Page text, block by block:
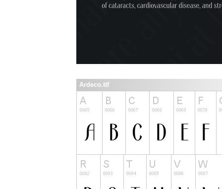
Ardeco.ttf